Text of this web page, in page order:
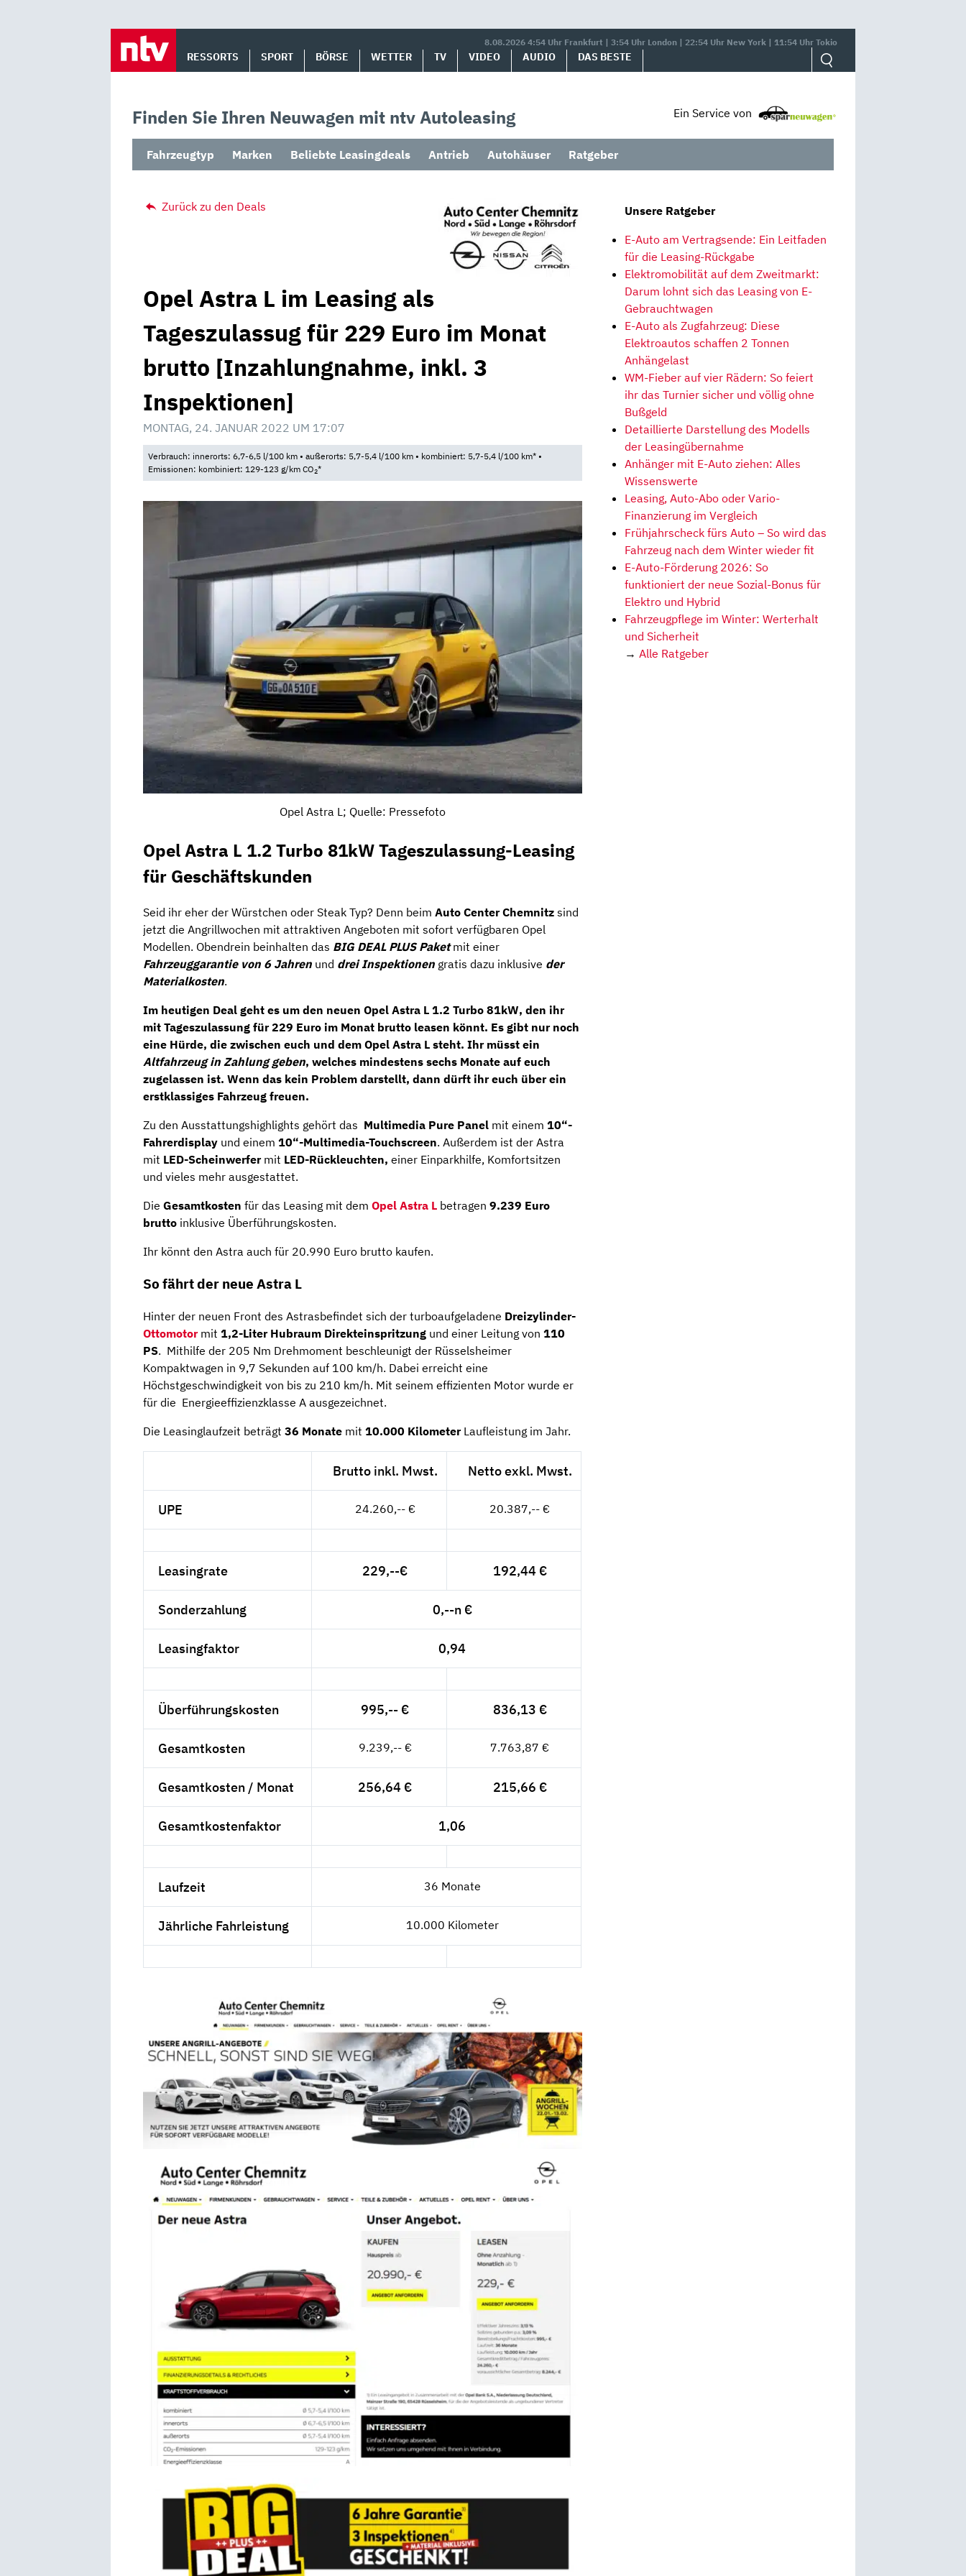
8.08.2026 4:54 Uhr Frankfurt | 3:54 Uhr London | 22:54 Uhr New York | 11:54 Uhr Tokio
RESSORTS SPORT BÖRSE WETTER TV VIDEO AUDIO DAS BESTE
Finden Sie Ihren Neuwagen mit ntv Autoleasing Ein Service von
Fahrzeugtyp Marken Beliebte Leasingdeals Antrieb Autohäuser Ratgeber
Zurück zu den Deals
Opel Astra L im Leasing als
Tageszulassug für 229 Euro im Monat
brutto [Inzahlungnahme, inkl. 3
Inspektionen]
MONTAG, 24. JANUAR 2022 UM 17:07
Verbrauch: innerorts: 6,7-6,5 l/100 km • außerorts: 5,7-5,4 l/100 km • kombiniert: 5,7-5,4 l/100 km* •
Emissionen: kombiniert: 129-123 g/km CO2*
Opel Astra L; Quelle: Pressefoto
Opel Astra L 1.2 Turbo 81kW Tageszulassung-Leasing
für Geschäftskunden
Seid ihr eher der Würstchen oder Steak Typ? Denn beim Auto Center Chemnitz sind
jetzt die Angrillwochen mit attraktiven Angeboten mit sofort verfügbaren Opel
Modellen. Obendrein beinhalten das BIG DEAL PLUS Paketmit einer
Fahrzeuggarantie von 6 Jahren und drei Inspektionen gratis dazu inklusive der
Materialkosten.
Im heutigen Deal geht es um den neuen Opel Astra L 1.2 Turbo 81kW, den ihr
mit Tageszulassung für229 Euro im Monat brutto leasen könnt. Es gibt nur noch
eine Hürde, die zwischen euch und dem Opel Astra L steht. Ihr müsst ein
Altfahrzeug in Zahlung geben, welches mindestens sechs Monate auf euch
zugelassen ist. Wenn das kein Problem darstellt, dann dürft ihr euch über ein
erstklassiges Fahrzeug freuen.
Zu den Ausstattungshighlights gehört das Multimedia Pure Panel mit einem 10“-
Fahrerdisplay und einem 10“-Multimedia-Touchscreen. Außerdem ist der Astra
mit LED-Scheinwerfermit LED-Rückleuchten, einer Einparkhilfe, Komfortsitzen
und vieles mehr ausgestattet.
Die Gesamtkosten für das Leasing mit dem Opel Astra L betragen 9.239 Euro
brutto inklusive Überführungskosten.
Ihr könnt den Astra auch für 20.990 Euro brutto kaufen.
So fährt der neue Astra L
Hinter der neuen Front des Astrasbefindet sich der turboaufgeladene Dreizylinder-
Ottomotormit 1,2-Liter Hubraum Direkteinspritzung und einer Leitung von 110
PS. Mithilfe der 205 Nm Drehmoment beschleunigt der Rüsselsheimer
Kompaktwagen in 9,7 Sekunden auf 100 km/h. Dabei erreicht eine
Höchstgeschwindigkeit von bis zu 210 km/h. Mit seinem effizienten Motor wurde er
für die Energieeffizienzklasse A ausgezeichnet.
Die Leasinglaufzeit beträgt 36 Monate mit 10.000 Kilometer Laufleistung im Jahr.
Brutto inkl. Mwst. Netto exkl. Mwst.
UPE 24.260,-- € 20.387,-- €
Leasingrate 229,--€ 192,44 €
Sonderzahlung 0,--n €
Leasingfaktor 0,94
Überführungskosten 995,-- € 836,13 €
Gesamtkosten 9.239,-- € 7.763,87 €
Gesamtkosten / Monat 256,64 € 215,66 €
Gesamtkostenfaktor 1,06
Laufzeit 36 Monate
Jährliche Fahrleistung 10.000 Kilometer
Unsere Ratgeber
E-Auto am Vertragsende: Ein Leitfaden
für die Leasing-Rückgabe
Elektromobilität auf dem Zweitmarkt:
Darum lohnt sich das Leasing von E-
Gebrauchtwagen
E-Auto als Zugfahrzeug: Diese
Elektroautos schaffen 2 Tonnen
Anhängelast
WM-Fieber auf vier Rädern: So feiert
ihr das Turnier sicher und völlig ohne
Bußgeld
Detaillierte Darstellung des Modells
der Leasingübernahme
Anhänger mit E-Auto ziehen: Alles
Wissenswerte
Leasing, Auto-Abo oder Vario-
Finanzierung im Vergleich
Frühjahrscheck fürs Auto – So wird das
Fahrzeug nach dem Winter wieder fit
E-Auto-Förderung 2026: So
funktioniert der neue Sozial-Bonus für
Elektro und Hybrid
Fahrzeugpflege im Winter: Werterhalt
und Sicherheit
→ Alle Ratgeber